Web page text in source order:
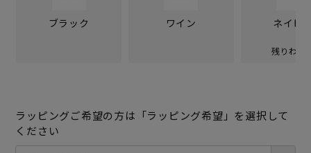
ブラック ワイン ネイビ
残りわず
ラッピングご希望の方は「ラッピング希望」を選択して
ください